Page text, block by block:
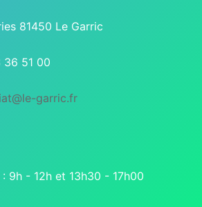
81450 Le Garric
36 51 00
garric.fr
: 9h - 12h et 13h30 - 17h00